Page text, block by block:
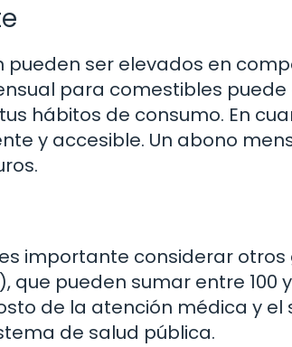
ser elevados en
para comestibles puede
hábitos de consumo. En
y accesible. Un abono
importante considerar
pueden sumar entre 100
de la atención médica y el
de salud pública.